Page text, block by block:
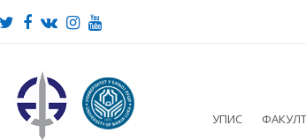
Twitter
Facebook
VKInstagram
Youtube
УПИС